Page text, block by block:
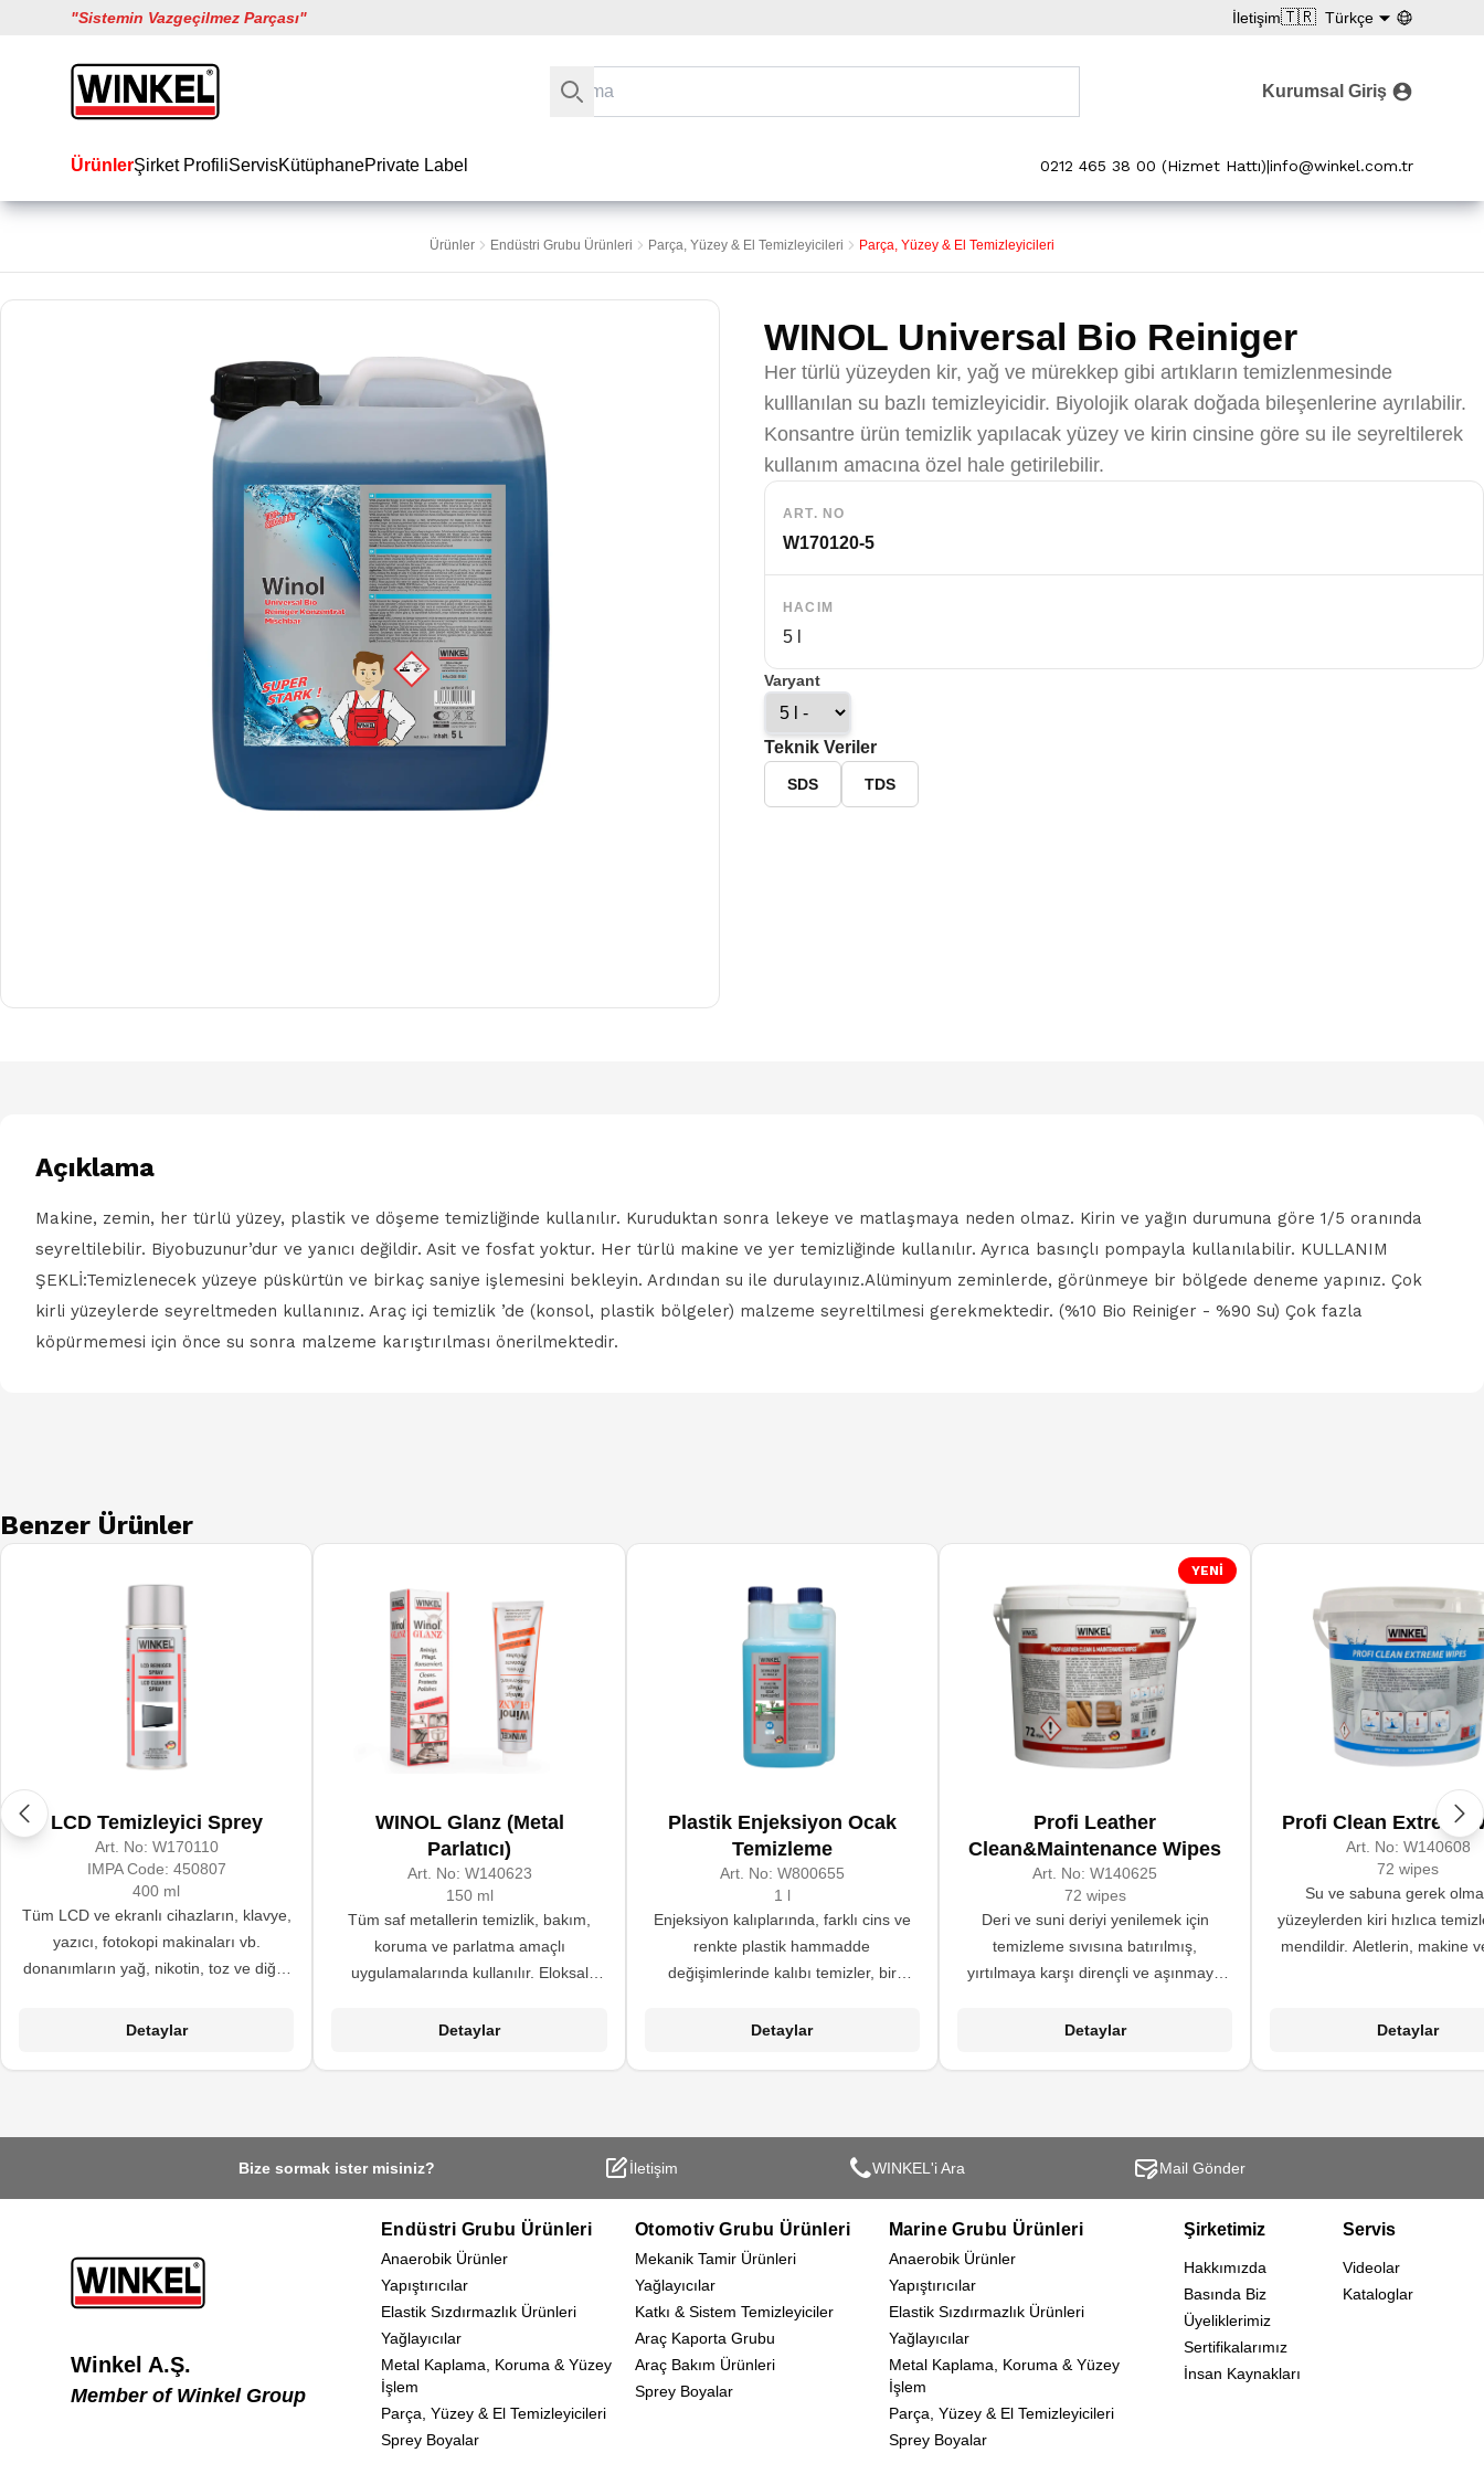
"Sistemin Vazgeçilmez Parçası" İletişim🇹🇷 Türkçe
Winkel
Arama
Kurumsal Giriş
ÜrünlerŞirket ProfiliServisKütüphanePrivate Label 0212 465 38 00 (Hizmet Hattı)|info@winkel.com.tr
Ürünler Endüstri Grubu Ürünleri Parça, Yüzey & El Temizleyicileri Parça, Yüzey & El Temizleyicileri
WINOL Universal Bio Reiniger
Her türlü yüzeyden kir, yağ ve mürekkep gibi artıkların temizlenmesinde
kulllanılan su bazlı temizleyicidir. Biyolojik olarak doğada bileşenlerine ayrılabilir.
Konsantre ürün temizlik yapılacak yüzey ve kirin cinsine göre su ile seyreltilerek
kullanım amacına özel hale getirilebilir.
ART. NO
W170120-5
HACIM
5 l
Varyant
Teknik Veriler
SDS TDS
Açıklama
Makine, zemin, her türlü yüzey, plastik ve döşeme temizliğinde kullanılır. Kuruduktan sonra lekeye ve matlaşmaya neden olmaz. Kirin ve yağın durumuna göre 1/5 oranında
seyreltilebilir. Biyobuzunur’dur ve yanıcı değildir. Asit ve fosfat yoktur. Her türlü makine ve yer temizliğinde kullanılır. Ayrıca basınçlı pompayla kullanılabilir. KULLANIM
ŞEKLİ:Temizlenecek yüzeye püskürtün ve birkaç saniye işlemesini bekleyin. Ardından su ile durulayınız.Alüminyum zeminlerde, görünmeye bir bölgede deneme yapınız. Çok
kirli yüzeylerde seyreltmeden kullanınız. Araç içi temizlik ’de (konsol, plastik bölgeler) malzeme seyreltilmesi gerekmektedir. (%10 Bio Reiniger - %90 Su) Çok fazla
köpürmemesi için önce su sonra malzeme karıştırılması önerilmektedir.
Benzer Ürünler
LCD Temizleyici Sprey
Art. No: W170110
IMPA Code: 450807
400 ml
Tüm LCD ve ekranlı cihazların, klavye,
yazıcı, fotokopi makinaları vb.
donanımların yağ, nikotin, toz ve diğer
Detaylar
WINOL Glanz (Metal
Parlatıcı)
Art. No: W140623
150 ml
Tüm saf metallerin temizlik, bakım,
koruma ve parlatma amaçlı
uygulamalarında kullanılır. Eloksal
Toksik olmayan ve özel içeriği
Detaylar
Plastik Enjeksiyon Ocak
Temizleme
Art. No: W800655
1 l
Enjeksiyon kalıplarında, farklı cins ve
renkte plastik hammadde
değişimlerinde kalıbı temizler, bir
problemleri ortadan kaldırır.
Detaylar
YENİ
Profi Leather
Clean&Maintenance Wipes
Art. No:W140625
72 wipes
Deri ve suni deriyi yenilemek için
temizleme sıvısına batırılmış,
yırtılmaya karşı dirençli ve aşınmaya
sahiptir. Ürün, tüm deri yüzeylerin
Detaylar
Profi Clean Extreme
Art. No: W140608
72 wipes
Su ve sabuna gerek
yüzeylerden kiri hızlıca
mendildir. Aletlerin, makine
yüzeylerin v.b. birçok
Detaylar
Bize sormak ister misiniz? İletişim WINKEL'i Ara Mail Gönder
Winkel A.Ş.
Member of Winkel Group
Endüstri Grubu Ürünleri
Anaerobik Ürünler
Yapıştırıcılar
Elastik Sızdırmazlık Ürünleri
Yağlayıcılar
Metal Kaplama, Koruma & Yüzey
İşlem
Parça, Yüzey & El Temizleyicileri
Sprey Boyalar
Otomotiv Grubu Ürünleri
Mekanik Tamir Ürünleri
Yağlayıcılar
Katkı & Sistem Temizleyiciler
Araç Kaporta Grubu
Araç Bakım Ürünleri
Sprey Boyalar
Marine Grubu Ürünleri
Anaerobik Ürünler
Yapıştırıcılar
Elastik Sızdırmazlık Ürünleri
Yağlayıcılar
Metal Kaplama, Koruma & Yüzey
İşlem
Parça, Yüzey & El Temizleyicileri
Sprey Boyalar
Şirketimiz
Hakkımızda
Basında Biz
Üyeliklerimiz
Sertifikalarımız
İnsan Kaynakları
Servis
Videolar
Kataloglar